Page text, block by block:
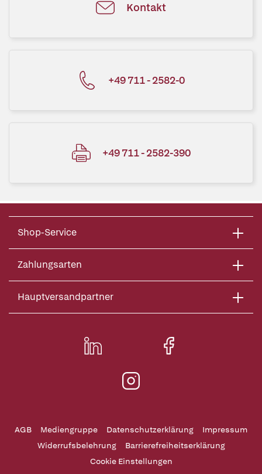
Kontakt
+49 711 - 2582-0
+49 711 - 2582-390
Shop-Service
Zahlungsarten
Hauptversandpartner
AGB Mediengruppe Datenschutzerklärung
Impressum
Widerrufsbelehrung
Barrierefreiheitserklärung
Cookie Einstellungen